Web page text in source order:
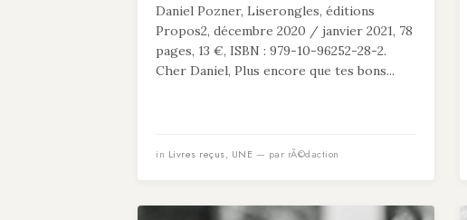
Daniel Pozner, Liserongles, éditions
Propos2, décembre 2020 / janvier 2021, 78
pages, 13 €, ISBN : 979-10-96252-28-2.
Cher Daniel, Plus encore que tes bons...
in Livres reçus, UNE — par rÃ©daction